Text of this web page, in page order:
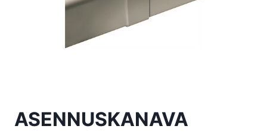
ASENNUSKANAVA